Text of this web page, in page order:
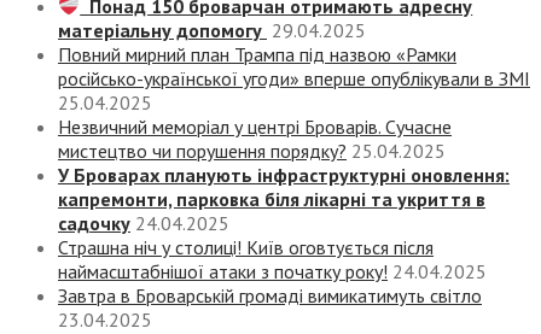
Понад 150 броварчан отримають адресну
матеріальну допомогу 29.04.2025
Повний мирний план Трампа під назвою «‎Рамки
російсько-української угоди» вперше опублікували в ЗМІ
25.04.2025
Незвичний меморіал у центрі Броварів. Сучасне
мистецтво чи порушення порядку? 25.04.2025
У Броварах планують інфраструктурні оновлення:
капремонти, парковка біля лікарні та укриття в
садочку 24.04.2025
Страшна ніч у столиці! Київ оговтується після
наймасштабнішої атаки з початку року! 24.04.2025
Завтра в Броварській громаді вимикатимуть світло
23.04.2025